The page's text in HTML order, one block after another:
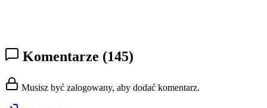
Komentarze (145)
Musisz być zalogowany, aby dodać komentarz.